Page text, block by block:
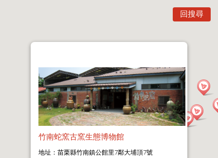
回搜尋
竹南蛇窯古窯生態博物館
地址：苗栗縣竹南鎮公館里7鄰大埔頂7號